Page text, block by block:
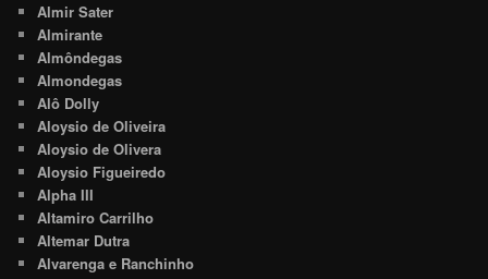
Almir Sater
Almirante
Almôndegas
Almondegas
Alô Dolly
Aloysio de Oliveira
Aloysio de Olivera
Aloysio Figueiredo
Alpha III
Altamiro Carrilho
Altemar Dutra
Alvarenga e Ranchinho